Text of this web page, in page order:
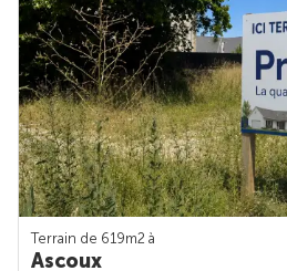
Terrain de 619m2 à
Ascoux